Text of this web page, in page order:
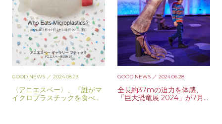
GOOD NEWS ／ 2024.08.23
〈アニエスベー〉、『誰がマ
イクロプラスチックを食べて
GOOD NEWS／ 2024.06.28
全長約37mの迫力を体感、
「巨大恐竜展 2024」が7月